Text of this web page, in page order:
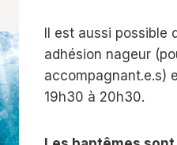
Il est aussi possible
adhésion nageur
accompagnant.e.s)
19h30 à 20h30.